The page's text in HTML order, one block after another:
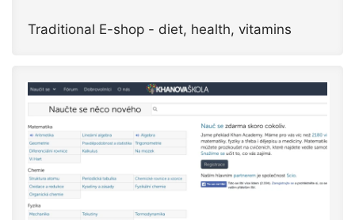
Traditional E-shop - diet, health, vitamins